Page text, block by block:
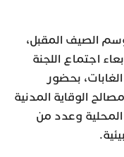
الصيف المقبل،
اجتماع اللجنة
بحضور
الوقاية المدنية
المحلية وعدد من